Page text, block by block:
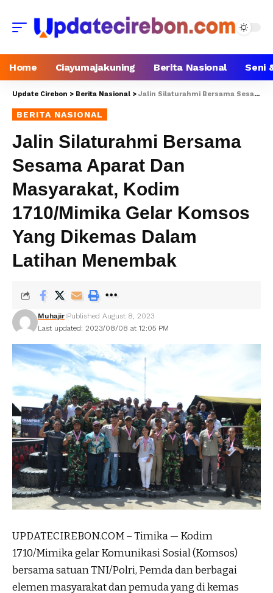
Home Ciayumajakuning Berita Nasional Seni
Update Cirebon > Berita Nasional > Jalin Silaturahmi Bersama Sesama Aparat Dan Masyarakat, Kodim 1710/Mimika Gelar Komsos Yang Dikemas Dalam Latihan Menembak
BERITA NASIONAL
Jalin Silaturahmi Bersama
Sesama Aparat Dan
Masyarakat, Kodim
1710/Mimika Gelar Komsos
Yang Dikemas Dalam
Latihan Menembak
Last updated: 2023/08/08 at 12:05 PM
Muhajir Published August 8, 2023
UPDATECIREBON.COM – Timika — Kodim
1710/Mimika gelar Komunikasi Sosial (Komsos)
bersama satuan TNI/Polri, Pemda dan berbagai
elemen masyarakat dan pemuda yang di kemas